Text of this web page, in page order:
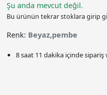
Şu anda mevcut değil.
Bu ürünün tekrar stoklara girip
Renk: Beyaz,pembe
8 saat 11 dakika içinde